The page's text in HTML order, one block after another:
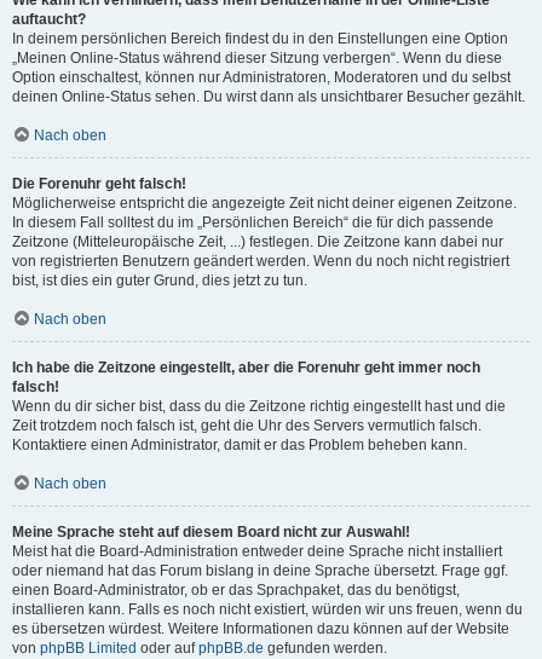
auftaucht?
In deinem persönlichen Bereich findest du in den Einstellungen eine Option
„Meinen Online-Status während dieser Sitzung verbergen“. Wenn du diese
Option einschaltest, können nur Administratoren, Moderatoren und du selbst
deinen Online-Status sehen. Du wirst dann als unsichtbarer Besucher gezählt.
Nach oben
Die Forenuhr geht falsch!
Möglicherweise entspricht die angezeigte Zeit nicht deiner eigenen Zeitzone.
In diesem Fall solltest du im „Persönlichen Bereich“ die für dich passende
Zeitzone (Mitteleuropäische Zeit, ...) festlegen. Die Zeitzone kann dabei nur
von registrierten Benutzern geändert werden. Wenn du noch nicht registriert
bist, ist dies ein guter Grund, dies jetzt zu tun.
Nach oben
Ich habe die Zeitzone eingestellt, aber die Forenuhr geht immer noch
falsch!
Wenn du dir sicher bist, dass du die Zeitzone richtig eingestellt hast und die
Zeit trotzdem noch falsch ist, geht die Uhr des Servers vermutlich falsch.
Kontaktiere einen Administrator, damit er das Problem beheben kann.
Nach oben
Meine Sprache steht auf diesem Board nicht zur Auswahl!
Meist hat die Board-Administration entweder deine Sprache nicht installiert
oder niemand hat das Forum bislang in deine Sprache übersetzt. Frage ggf.
einen Board-Administrator, ob er das Sprachpaket, das du benötigst,
installieren kann. Falls es noch nicht existiert, würden wir uns freuen, wenn du
es übersetzen würdest. Weitere Informationen dazu können auf der Website
von phpBB Limited oder aufphpBB.de gefunden werden.